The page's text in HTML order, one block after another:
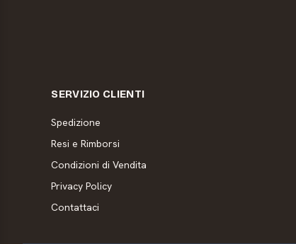
SERVIZIO CLIENTI
Spedizione
Resi e Rimborsi
Condizioni di Vendita
Privacy Policy
Contattaci